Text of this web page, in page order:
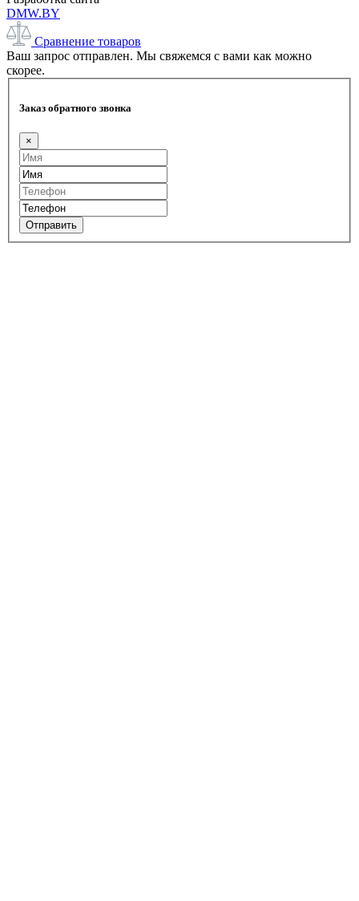
DMW.BY
Сравнение товаров
Ваш запрос отправлен. Мы свяжемся с вами как можно
скорее.
Заказ обратного звонка
×
Отправить